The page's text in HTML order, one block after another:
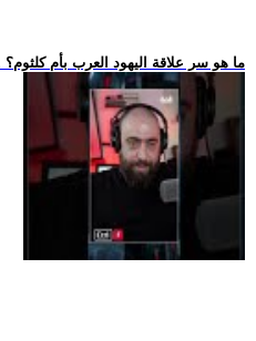
.. ما هو سر علاقة اليهود العرب بأم كلثوم؟